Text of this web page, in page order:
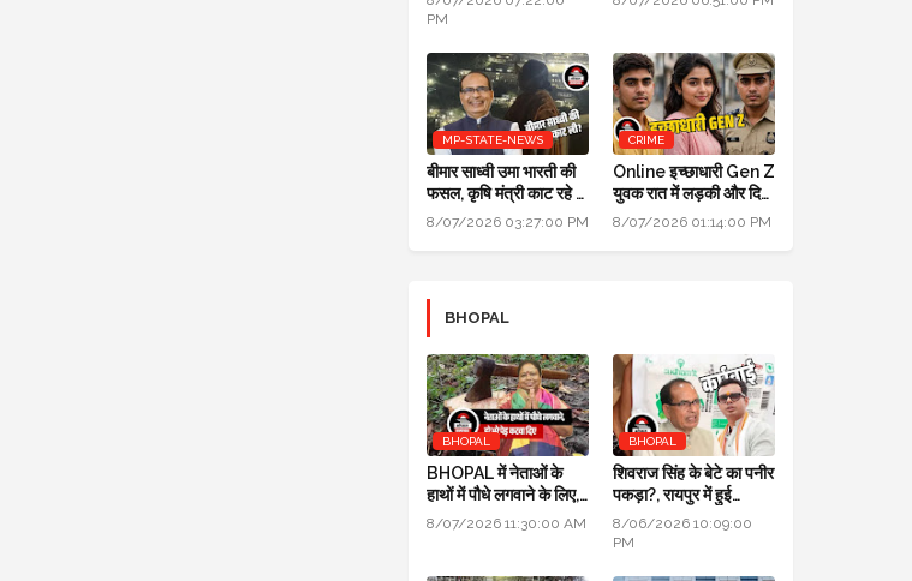
गई है
PM
MP-STATE-NEWS
बीमार साध्वी उमा भारती की
फसल, कृषि मंत्री काट रहे हैं:
पॉलिटिक्स गजब है @ दतिया
8/07/2026 03:27:00 PM
CRIME
Online इच्छाधारी Gen Z
युवक रात में लड़की और दिन
में INDORE ACP बन
8/07/2026 01:14:00 PM
BHOPAL
BHOPAL
BHOPAL में नेताओं के
हाथों में पौधे लगवाने के लिए,
700 हरे भरे पेड़ कटवा दिए
8/07/2026 11:30:00 AM
BHOPAL
शिवराज सिंह के बेटे का पनीर
पकड़ा?, रायपुर में हुई
कार्रवाई, जांच के लिए लैब
भेजा
8/06/2026 10:09:00
PM